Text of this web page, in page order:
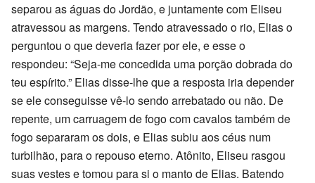
separou as águas do Jordão, e juntamente com Eliseu
atravessou as margens. Tendo atravessado o rio, Elias o
perguntou o que deveria fazer por ele, e esse o
respondeu: “Seja-me concedida uma porção dobrada do
teu espírito.” Elias disse-lhe que a resposta iria depender
se ele conseguisse vê-lo sendo arrebatado ou não. De
repente, um carruagem de fogo com cavalos também de
fogo separaram os dois, e Elias subiu aos céus num
turbilhão, para o repouso eterno. Atônito, Eliseu rasgou
suas vestes e tomou para si o manto de Elias. Batendo